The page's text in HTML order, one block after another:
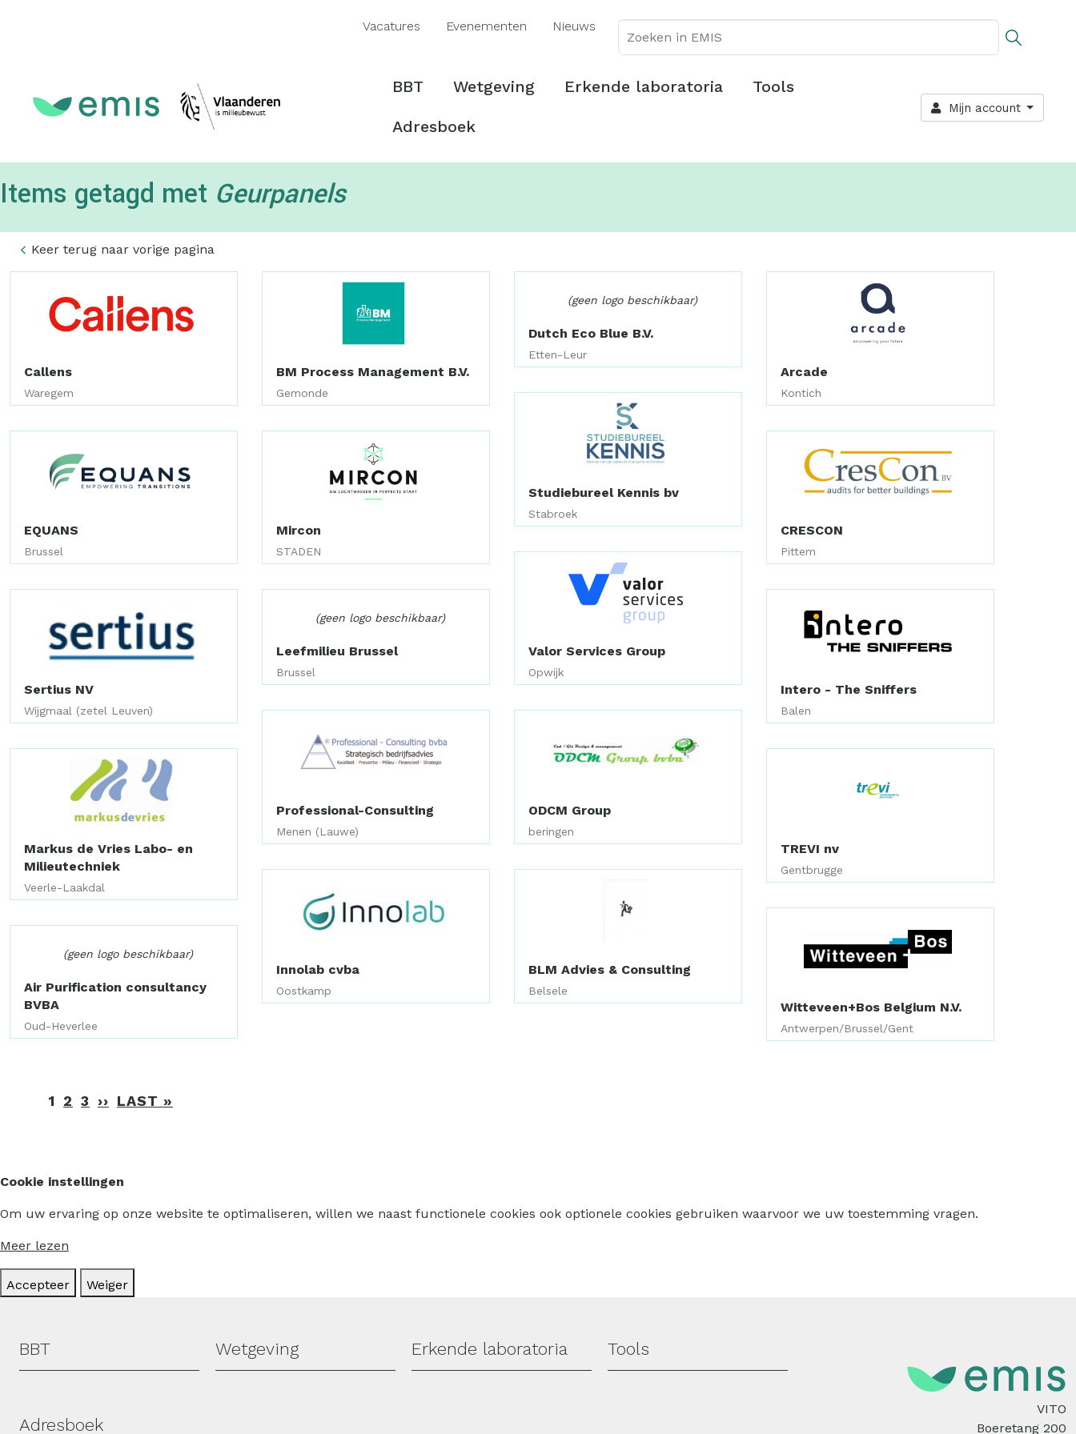
inhoud
Vacatures Evenementen Nieuws
Hoofdmenu
BBT Wetgeving Erkende laboratoria Tools
Adresboek
Mijn account
Items getagd met Geurpanels
Keer terug naar vorige pagina
Callens
Waregem
BM Process Management B.V.
Gemonde
(geen logo beschikbaar)
Dutch Eco Blue B.V.
Etten-Leur
Arcade
Kontich
Studiebureel Kennis bv
Stabroek
EQUANS
Brussel
Mircon
STADEN
CRESCON
Pittem
Valor Services Group
Opwijk
Sertius NV
Wijgmaal (zetel Leuven)
(geen logo beschikbaar)
Leefmilieu Brussel
Brussel
Intero - The Sniffers
Balen
Professional-Consulting
Menen (Lauwe)
ODCM Group
beringen
Markus de Vries Labo- en
Milieutechniek
Veerle-Laakdal
TREVI nv
Gentbrugge
Innolab cvba
Oostkamp
BLM Advies & Consulting
Belsele
Witteveen+Bos Belgium N.V.
Antwerpen/Brussel/Gent
(geen logo beschikbaar)
Air Purification consultancy
BVBA
Oud-Heverlee
Paginering
1 2 3 ›› VOLGENDE
LAST »
Cookie instellingen
Om uw ervaring op onze website te optimaliseren, willen we naast functionele cookies ook optionele cookies gebruiken waarvoor we uw toestemming vragen.
Meer lezen
Accepteer Weiger
Hoofdmenu
BBT Wetgeving Erkende laboratoria Tools
Adresboek
VITO
Boeretang 200